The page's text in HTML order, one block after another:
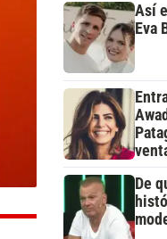
Así
Eva
De